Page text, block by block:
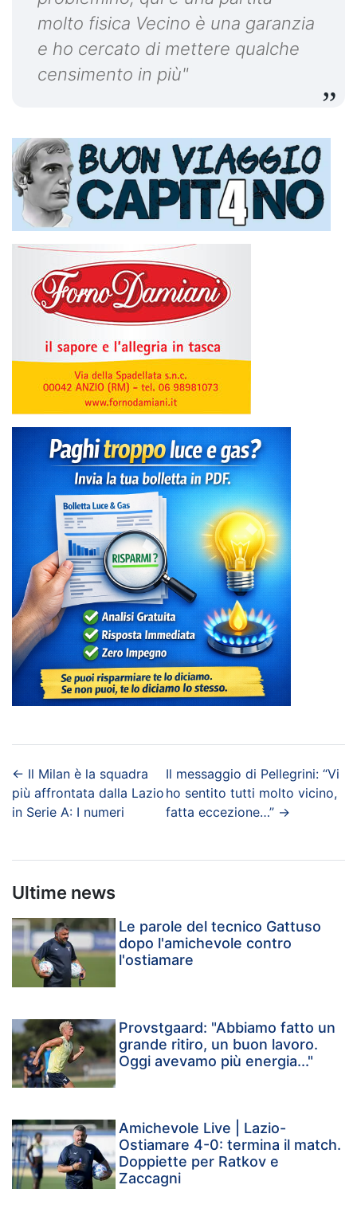
molto fisica Vecino è una garanzia
e ho cercato di mettere qualche
censimento in più"
← Il Milan è la squadra
più affrontata dalla Lazio
in Serie A: I numeri
Il messaggio di Pellegrini: “Vi
ho sentito tutti molto vicino,
fatta eccezione…”→
Ultime news
Le parole del tecnico Gattuso
dopo l'amichevole contro
l'ostiamare
Provstgaard: "Abbiamo fatto un
grande ritiro, un buon lavoro.
Oggi avevamo più energia..."
Amichevole Live | Lazio-
Ostiamare 4-0: termina il match.
Doppiette per Ratkov e
Zaccagni